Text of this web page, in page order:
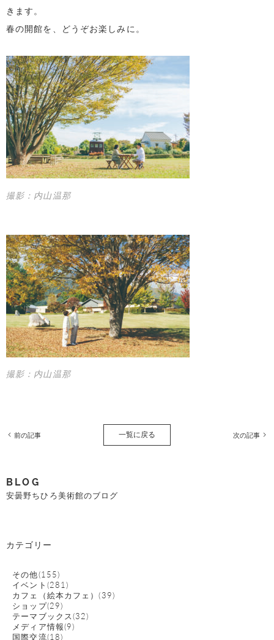
きます。
春の開館を、どうぞお楽しみに。
撮影：内山温那
撮影：内山温那
前の記事 一覧に戻る 次の記事
BLOG
安曇野ちひろ美術館のブログ
カテゴリー
その他(155)
イベント(281)
カフェ（絵本カフェ）(39)
ショップ(29)
テーマブックス(32)
メディア情報(9)
国際交流(18)